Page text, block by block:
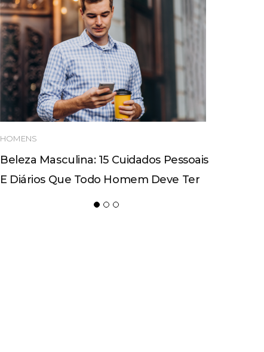
HOMENS
Beleza Masculina: 15 Cuidados Pessoais
E Diários Que Todo Homem Deve Ter